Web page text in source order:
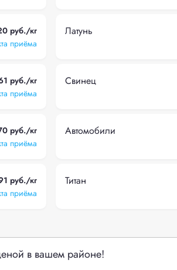
руб./кг
приёма
Латунь
руб./кг
приёма
Свинец
руб./кг
приёма
Автомобили
руб./кг
приёма
Титан
в вашем районе!